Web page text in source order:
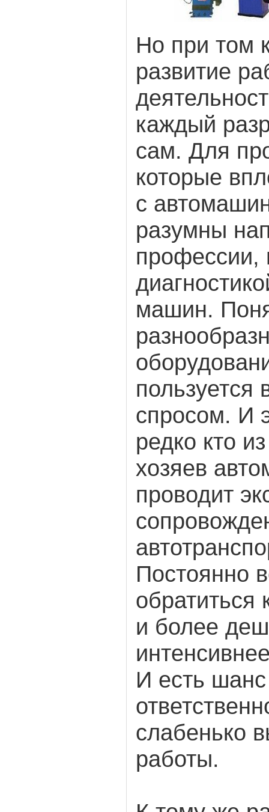
Но при том
развитие
каждый
сам. Для
которые
с
разумны
профессии,
машин.
спросом. И
редко кто
хозяев
проводит
Постоянно
обратиться
и более
И есть
слабенько
работы.